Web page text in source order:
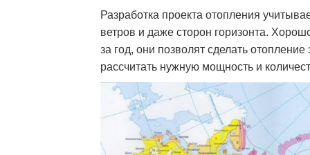
Разработка проекта отопления
ветров и даже сторон горизонта.
за год, они позволят сделать
рассчитать нужную мощность и